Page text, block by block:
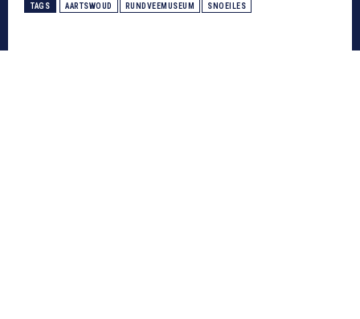
TAGS AARTSWOUD RUNDVEEMUSEUM SNOEILES